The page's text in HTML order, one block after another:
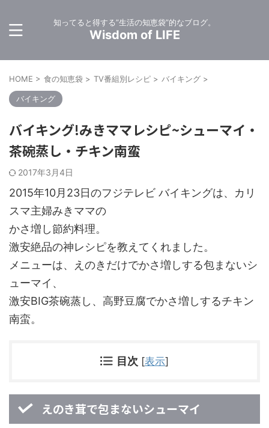
知ってると得する”生活の知恵袋”的なブログ。
Wisdom of LIFE
HOME > 食の知恵袋 > TV番組別レシピ > バイキング >
バイキング
バイキング!みきママレシピ~シューマイ・
茶碗蒸し・チキン南蛮
2017年3月4日
2015年10月23日のフジテレビ バイキングは、カリ
スマ主婦みきママの
かさ増し節約料理。
激安絶品の神レシピを教えてくれました。
メニューは、えのきだけでかさ増しする包まないシ
ューマイ、
激安BIG茶碗蒸し、高野豆腐でかさ増しするチキン
南蛮。
目次 [表示]
えのき茸で包まないシューマイ